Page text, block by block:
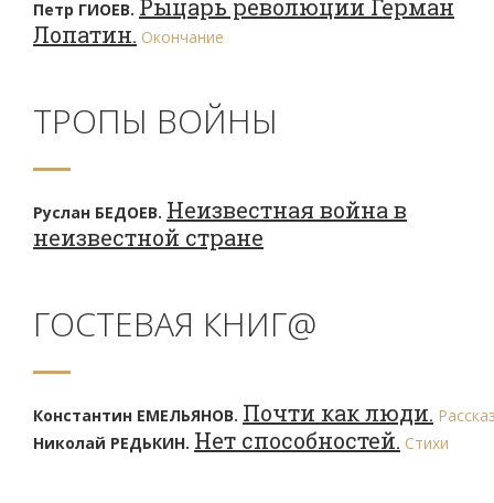
Петр ГИОЕВ. Рыцарь революции Герман
Лопатин. Окончание
ТРОПЫ ВОЙНЫ
Руслан БЕДОЕВ. Неизвестная война в
неизвестной стране
ГОСТЕВАЯ КНИГ@
Константин ЕМЕЛЬЯНОВ. Почти как люди.
Николай РЕДЬКИН. Нет способностей. Стихи